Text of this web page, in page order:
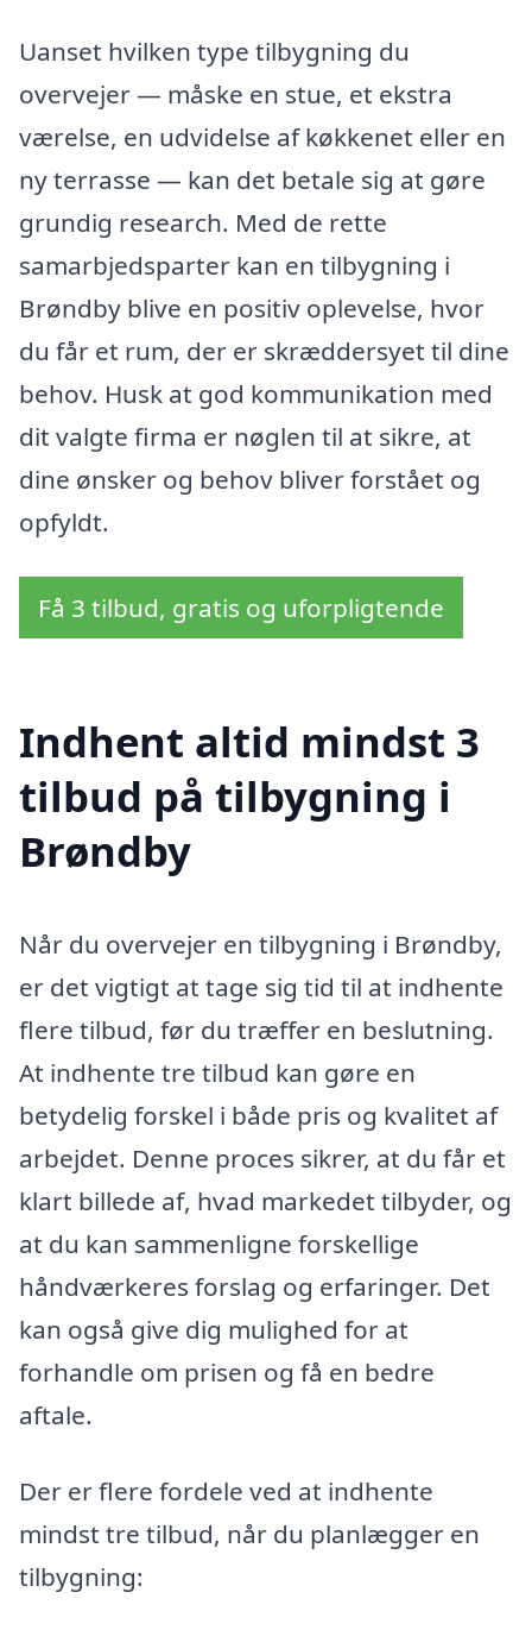
Uanset hvilken type tilbygning du
overvejer — måske en stue, et ekstra
værelse, en udvidelse af køkkenet eller en
ny terrasse — kan det betale sig at gøre
grundig research. Med de rette
samarbjedsparter kan en tilbygning i
Brøndby blive en positiv oplevelse, hvor
du får et rum, der er skræddersyet til dine
behov. Husk at god kommunikation med
dit valgte firma er nøglen til at sikre, at
dine ønsker og behov bliver forstået og
opfyldt.
Få 3 tilbud, gratis og uforpligtende
Indhent altid mindst 3
tilbud på tilbygning i
Brøndby
Når du overvejer en tilbygning i Brøndby,
er det vigtigt at tage sig tid til at indhente
flere tilbud, før du træffer en beslutning.
At indhente tre tilbud kan gøre en
betydelig forskel i både pris og kvalitet af
arbejdet. Denne proces sikrer, at du får et
klart billede af, hvad markedet tilbyder, og
at du kan sammenligne forskellige
håndværkeres forslag og erfaringer. Det
kan også give dig mulighed for at
forhandle om prisen og få en bedre
aftale.
Der er flere fordele ved at indhente
mindst tre tilbud, når du planlægger en
tilbygning: